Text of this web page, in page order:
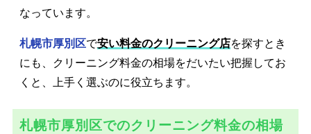
なっています。
札幌市厚別区で安い料金のクリーニング店を探すとき
にも、クリーニング料金の相場をだいたい把握してお
くと、上手く選ぶのに役立ちます。
札幌市厚別区でのクリーニング料金の相場